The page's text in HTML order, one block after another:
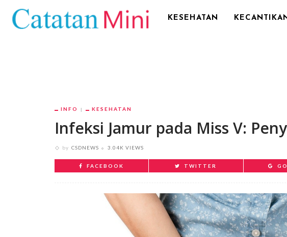
KESEHATAN
INFO KESEHATAN
Infeksi Jamur pada Miss V:
by CSDNEWS 3.04K VIEWS
FACEBOOK TWITTER